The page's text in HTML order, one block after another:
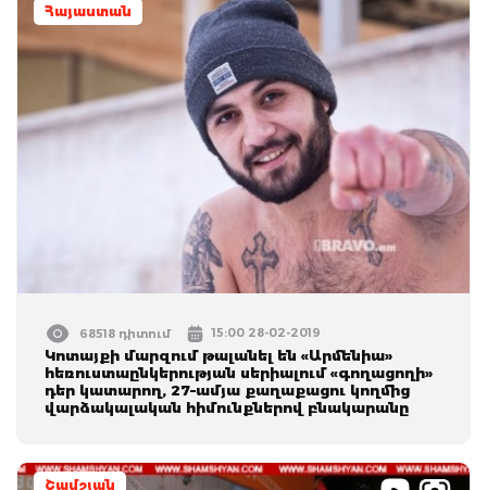
Հայաստան
68518 դիտում 15:00 28-02-2019
Կոտայքի մարզում թալանել են «Արմենիա»
հեռուստաընկերության սերիալում «գողացողի»
դեր կատարող, 27–ամյա քաղաքացու կողմից
վարձակալական հիմունքներով բնակարանը
Շամշյան